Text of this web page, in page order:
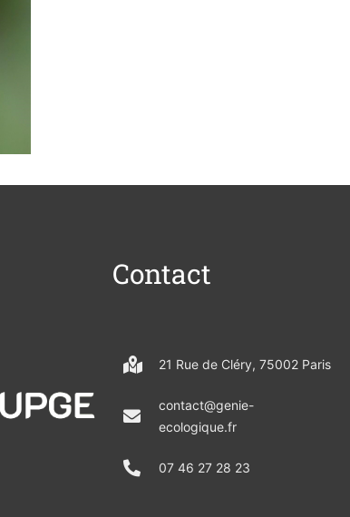
Contact
21 Rue de Cléry, 75002 Paris
contact@genie-
ecologique.fr
07 46 27 28 23